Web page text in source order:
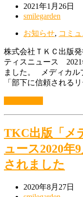
2021年1月26日
smilegarden
お知らせ, コミ
株式会社ＴＫＣ出版
ティスニュース 2021
ました。 メディカル
「部下に信頼される
TKC出版「メ
ュース2020年
されました
2020年8月27日